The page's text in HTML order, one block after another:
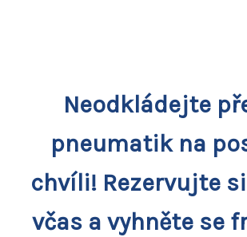
Neodkládejte
pneumatik na
chvíli! Rezervujte
včas a vyhněte se